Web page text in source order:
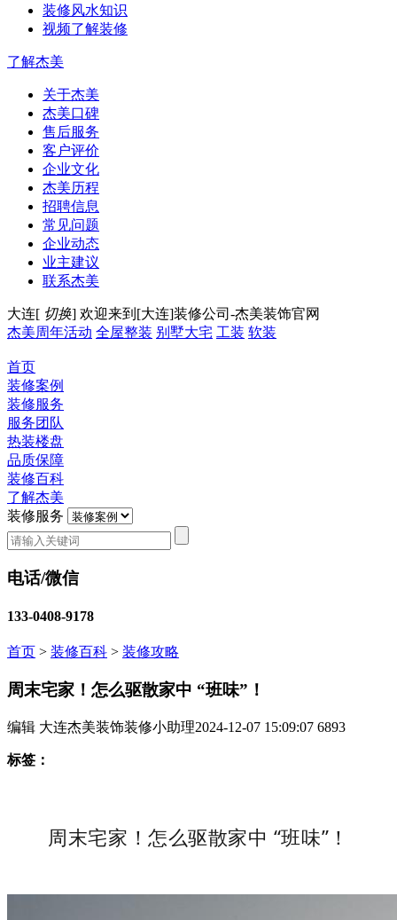
装修风水知识
视频了解装修
了解杰美
关于杰美
杰美口碑
售后服务
客户评价
企业文化
杰美历程
招聘信息
常见问题
企业动态
业主建议
联系杰美
大连[ 切换] 欢迎来到[大连]装修公司-杰美装饰官网
杰美周年活动 全屋整装 别墅大宅 工装 软装
首页
装修案例
装修服务
服务团队
热装楼盘
品质保障
装修百科
了解杰美
装修服务
电话/微信
133-0408-9178
首页 > 装修百科 > 装修攻略
周末宅家！怎么驱散家中 “班味”！
编辑 大连杰美装饰装修小助理2024-12-07 15:09:07 6893
标签：
周末宅家！怎么驱散家中 “班味”！